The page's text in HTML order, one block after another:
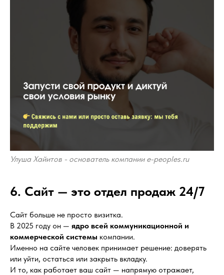
Улуша Хайитов - основатель компании e-peoples.ru
6. Сайт — это отдел продаж 24/7
Сайт больше не просто визитка.
В 2025 году он — ядро всей коммуникационной и
коммерческой системы компании.
Именно на сайте человек принимает решение: доверять
или уйти, остаться или закрыть вкладку.
И то, как работает ваш сайт — напрямую отражает,